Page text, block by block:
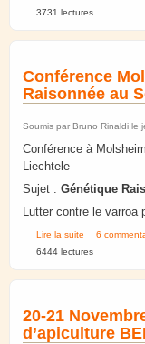
3731 lectures
Conférence
Raisonnée au
Soumis par Bruno Rinaldi le
Conférence à
Liechtele
Sujet : Génétique
Lutter contre le varroa
Lire la suite de6
6444 lectures
20-21
d’apiculture